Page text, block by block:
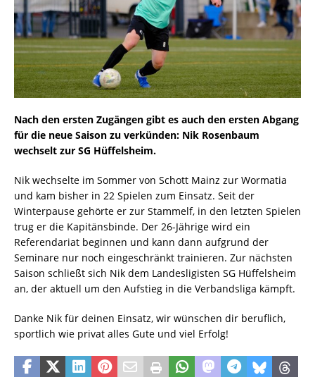
Nach den ersten Zugängen gibt es auch den ersten Abgang
für die neue Saison zu verkünden: Nik Rosenbaum
wechselt zur SG Hüffelsheim.
Nik wechselte im Sommer von Schott Mainz zur Wormatia
und kam bisher in 22 Spielen zum Einsatz. Seit der
Winterpause gehörte er zur Stammelf, in den letzten Spielen
trug er die Kapitänsbinde. Der 26-Jährige wird ein
Referendariat beginnen und kann dann aufgrund der
Seminare nur noch eingeschränkt trainieren. Zur nächsten
Saison schließt sich Nik dem Landesligisten SG Hüffelsheim
an, der aktuell um den Aufstieg in die Verbandsliga kämpft.
Danke Nik für deinen Einsatz, wir wünschen dir beruflich,
sportlich wie privat alles Gute und viel Erfolg!